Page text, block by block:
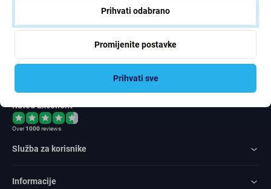
Rated Excellent
Over1000reviews
Služba za korisnike
Informacije
Prihvati odabrano
Promijenite postavke
Prihvati sve